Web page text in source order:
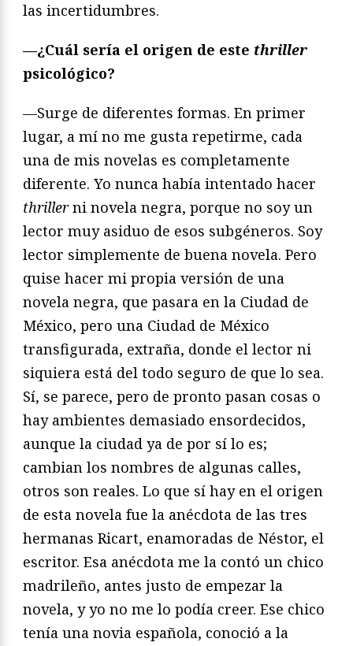
las incertidumbres.
—¿Cuál sería el origen de este thriller
psicológico?
—Surge de diferentes formas. En primer
lugar, a mí no me gusta repetirme, cada
una de mis novelas es completamente
diferente. Yo nunca había intentado hacer
thrillerni novela negra, porque no soy un
lector muy asiduo de esos subgéneros. Soy
lector simplemente de buena novela. Pero
quise hacer mi propia versión de una
novela negra, que pasara en la Ciudad de
México, pero una Ciudad de México
transfigurada, extraña, donde el lector ni
siquiera está del todo seguro de que lo sea.
Sí, se parece, pero de pronto pasan cosas o
hay ambientes demasiado ensordecidos,
aunque la ciudad ya de por sí lo es;
cambian los nombres de algunas calles,
otros son reales. Lo que sí hay en el origen
de esta novela fue la anécdota de las tres
hermanas Ricart, enamoradas de Néstor, el
escritor. Esa anécdota me la contó un chico
madrileño, antes justo de empezar la
novela, y yo no me lo podía creer. Ese chico
tenía una novia española, conoció a la